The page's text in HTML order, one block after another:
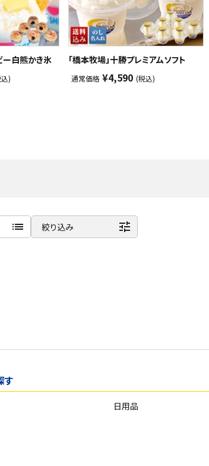
ー白熊かき氷
)
「橋本牧場」十勝プレミアムソフト
通常価格 ¥4,590 (税込)
list 絞り込み tune
す
日用品